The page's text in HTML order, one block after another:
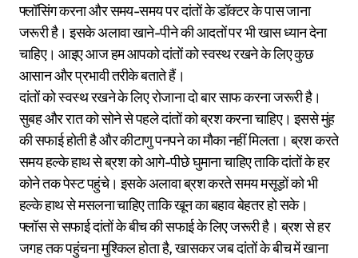
फ्लॉसिंग करना और समय-समय पर दांतों के डॉक्टर के पास जाना
जरूरी है। इसके अलावा खाने-पीने की आदतों पर भी खास ध्यान देना
चाहिए। आइए आज हम आपको दांतों को स्वस्थ रखने के लिए कुछ
आसान और प्रभावी तरीके बताते हैं।
दांतों को स्वस्थ रखने के लिए रोजाना दो बार साफ करना जरूरी है।
सुबह और रात को सोने से पहले दांतों को ब्रश करना चाहिए। इससे मुंह
की सफाई होती है और कीटाणु पनपने का मौका नहीं मिलता। ब्रश करते
समय हल्के हाथ से ब्रश को आगे-पीछे घुमाना चाहिए ताकि दांतों के हर
कोने तक पेस्ट पहुंचे। इसके अलावा ब्रश करते समय मसूड़ों को भी
हल्के हाथ से मसलना चाहिए ताकि खून का बहाव बेहतर हो सके।
फ्लॉस से सफाई दांतों के बीच की सफाई के लिए जरूरी है। ब्रश से हर
जगह तक पहुंचना मुश्किल होता है, खासकर जब दांतों के बीच में खाना